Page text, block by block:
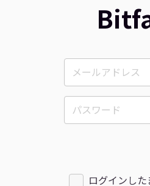
ログインした